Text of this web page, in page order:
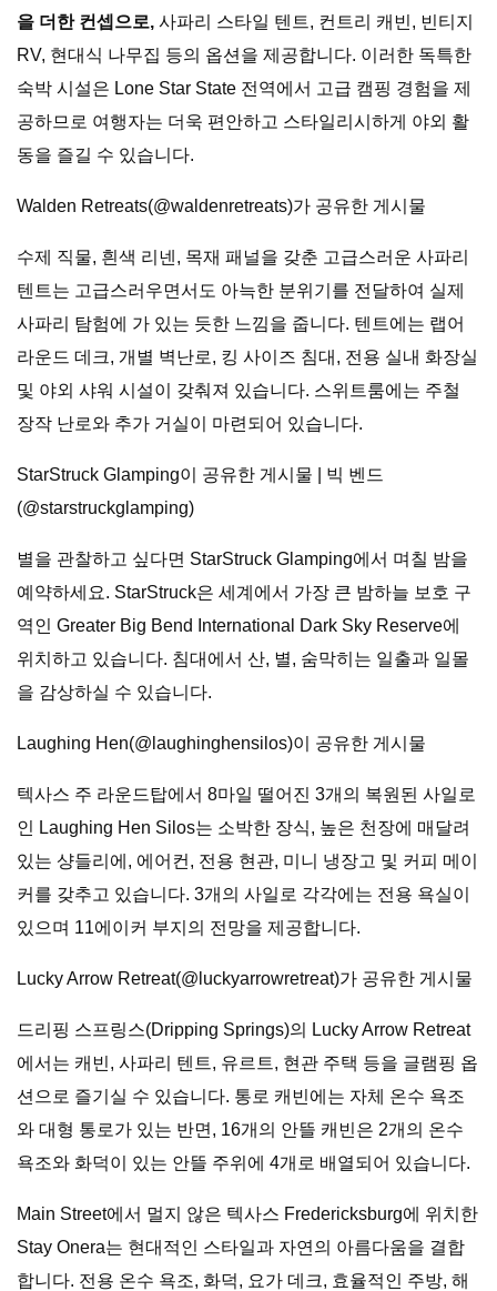
을 더한 컨셉으로, 사파리 스타일 텐트, 컨트리 캐빈, 빈티지
RV, 현대식 나무집 등의 옵션을 제공합니다. 이러한 독특한
숙박 시설은 Lone Star State 전역에서 고급 캠핑 경험을 제
공하므로 여행자는 더욱 편안하고 스타일리시하게 야외 활
동을 즐길 수 있습니다.
Walden Retreats(@waldenretreats)가 공유한 게시물
수제 직물, 흰색 리넨, 목재 패널을 갖춘 고급스러운 사파리
텐트는 고급스러우면서도 아늑한 분위기를 전달하여 실제
사파리 탐험에 가 있는 듯한 느낌을 줍니다. 텐트에는 랩어
라운드 데크, 개별 벽난로, 킹 사이즈 침대, 전용 실내 화장실
및 야외 샤워 시설이 갖춰져 있습니다. 스위트룸에는 주철
장작 난로와 추가 거실이 마련되어 있습니다.
StarStruck Glamping이 공유한 게시물 | 빅 벤드
(@starstruckglamping)
별을 관찰하고 싶다면 StarStruck Glamping에서 며칠 밤을
예약하세요. StarStruck은 세계에서 가장 큰 밤하늘 보호 구
역인 Greater Big Bend International Dark Sky Reserve에
위치하고 있습니다. 침대에서 산, 별, 숨막히는 일출과 일몰
을 감상하실 수 있습니다.
Laughing Hen(@laughinghensilos)이 공유한 게시물
텍사스 주 라운드탑에서 8마일 떨어진 3개의 복원된 사일로
인 Laughing Hen Silos는 소박한 장식, 높은 천장에 매달려
있는 샹들리에, 에어컨, 전용 현관, 미니 냉장고 및 커피 메이
커를 갖추고 있습니다. 3개의 사일로 각각에는 전용 욕실이
있으며 11에이커 부지의 전망을 제공합니다.
Lucky Arrow Retreat(@luckyarrowretreat)가 공유한 게시물
드리핑 스프링스(Dripping Springs)의 Lucky Arrow Retreat
에서는 캐빈, 사파리 텐트, 유르트, 현관 주택 등을 글램핑 옵
션으로 즐기실 수 있습니다. 통로 캐빈에는 자체 온수 욕조
와 대형 통로가 있는 반면, 16개의 안뜰 캐빈은 2개의 온수
욕조와 화덕이 있는 안뜰 주위에 4개로 배열되어 있습니다.
Main Street에서 멀지 않은 텍사스 Fredericksburg에 위치한
Stay Onera는 현대적인 스타일과 자연의 아름다움을 결합
합니다. 전용 온수 욕조, 화덕, 요가 데크, 효율적인 주방, 해